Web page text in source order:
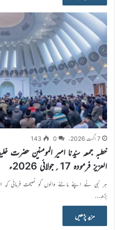
7 اگست 2026ء 0
143
خطبہ جمعہ سیّدنا امیر المومنین حضرت
العزیز فرمودہ 17؍جولائی 2026ء
ہر نبی نے اپنے ماننے والوں کو نصیحت فرمائی
بڑھ…
مزید پڑھیں